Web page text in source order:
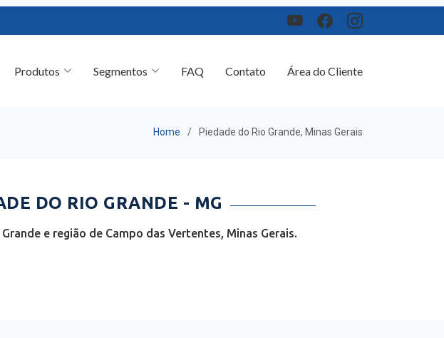
Área do Cliente
Home Piedade do Rio Grande, Minas Gerais
DO RIO GRANDE - MG
e região de Campo das Vertentes, Minas Gerais.